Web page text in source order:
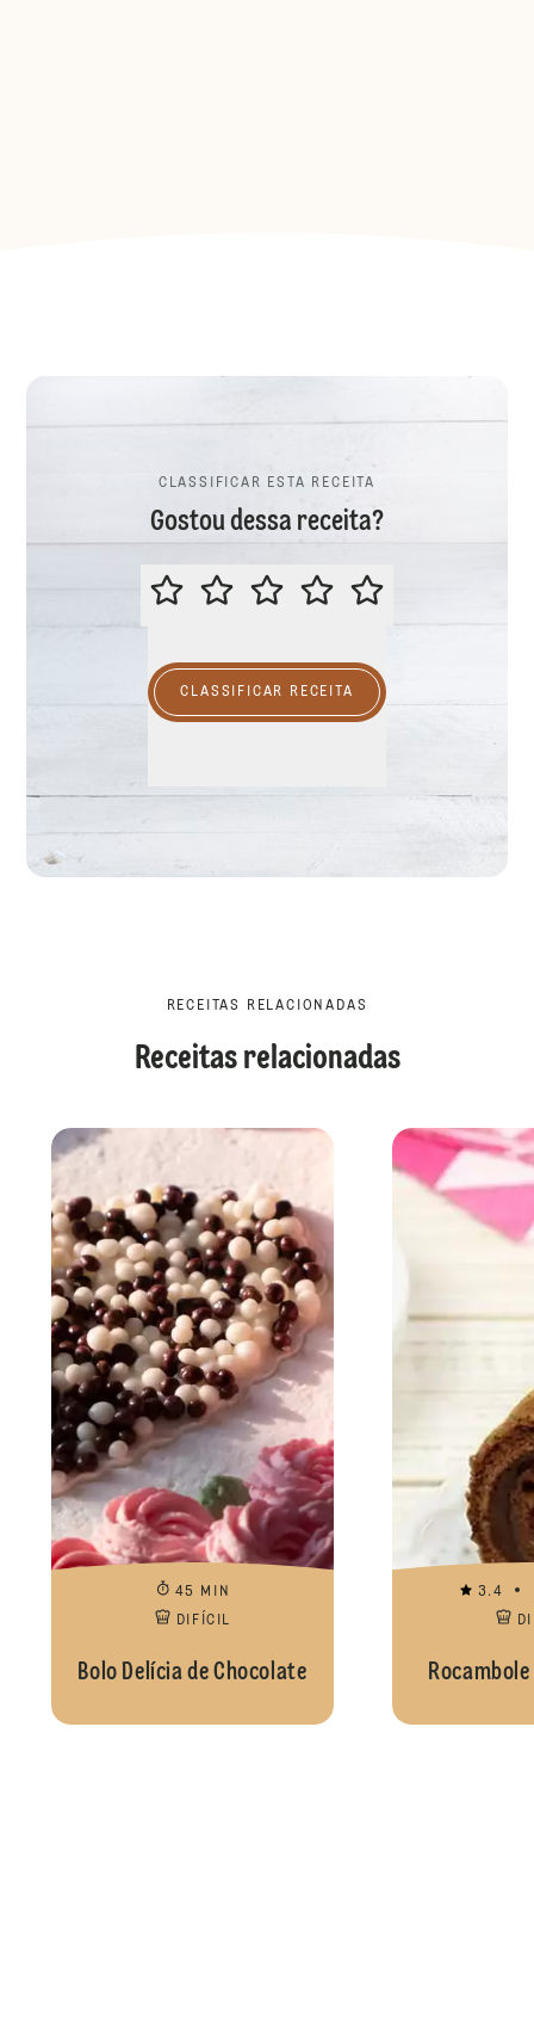
CLASSIFICAR ESTA RECEITA
Gostou dessa receita?
CLASSIFICAR ESTA RECEITA
CLASSIFICAR RECEITA
RECEITAS RELACIONADAS
Receitas relacionadas
45 MIN
DIFÍCIL
Bolo Delícia de Chocolate
3.4